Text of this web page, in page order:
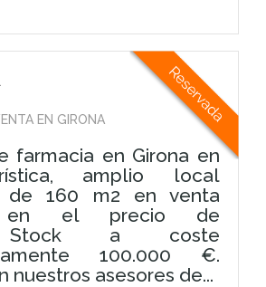
EN GIRONA
farmacia en Girona en
amplio local
de 160 m2 en venta
en el precio de
Stock a coste
100.000 €.
nuestros asesores de...